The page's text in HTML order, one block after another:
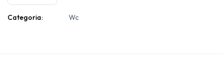
Categoria: Wc